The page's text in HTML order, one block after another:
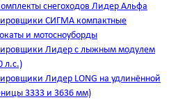
снегоходов Лидер Альфа
СИГМА компактные
и мотосноуборды
Лидер с лыжным модулем
л.с.)
Лидер LONG на удлинённой
3333 и 3636 мм)